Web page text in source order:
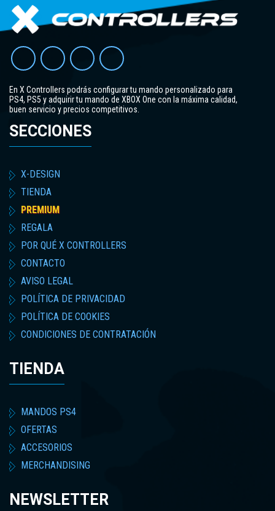
En X Controllers podrás configurar tu mando personalizado para
PS4, PS5 y adquirir tu mando de XBOX One con la máxima calidad,
buen servicio y precios competitivos.
SECCIONES
X-DESIGN
TIENDA
PREMIUM
REGALA
POR QUÉ X CONTROLLERS
CONTACTO
AVISO LEGAL
POLÍTICA DE PRIVACIDAD
POLÍTICA DE COOKIES
CONDICIONES DE CONTRATACIÓN
TIENDA
MANDOS PS4
OFERTAS
ACCESORIOS
MERCHANDISING
NEWSLETTER